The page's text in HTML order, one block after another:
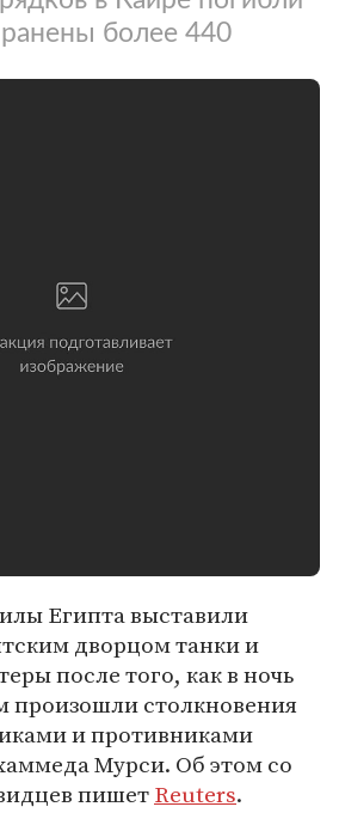
ранены более 440
Египта выставили
дворцом танки и
после того, как в ночь
произошли столкновения
и противниками
Мурси. Об этом со
пишетReuters.